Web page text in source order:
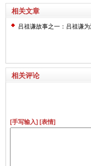
相关文章
吕祖谦故事之一：吕祖谦
相关评论
[手写输入] [表情]